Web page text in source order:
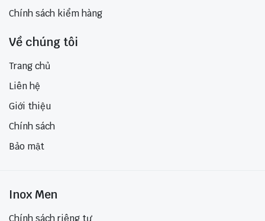
Chính sách kiểm hàng
Về chúng tôi
Trang chủ
Liên hệ
Giới thiệu
Chính sách
Bảo mật
Inox Men
Chính sách riêng tư